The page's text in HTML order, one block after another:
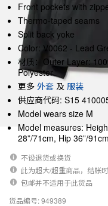
Front pockets with
Thermo-taped seams
Split back yoke
Color: V0062 - Lead
材质：Outer Layer:
Polyester
更多 外套 及 服装
供应商代码: S15
Model wears size M
Model measures:
28”/71cm, Hip 36”/91cm
不设退货或换货
此为超大/超重商品，结帐
包邮并不适用于此货品
货品编号: 949389